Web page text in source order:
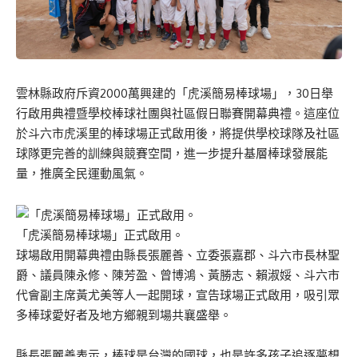
雲林縣政府斥資2000萬興建的「虎溪簡易棒球場」，30日舉
行啟用典禮暨學校棒球社團與社區假日聯賽開幕典禮。這座位
於斗六市虎溪里的棒球場正式啟用後，將提供學校球隊及社區
球隊更完善的訓練與競賽空間，進一步提升基層棒球發展能
量，推廣全民運動風氣。
「虎溪簡易棒球場」正式啟用。
球場啟用開幕典禮由縣長張麗善、立委張嘉郡、斗六市長林聖
爵、議員陳永修、陳芳盈、曾博鴻、黃勝志、賴淑娞、斗六市
代會副主席黃尤美等人一起開球，宣告球場正式啟用，吸引眾
多棒球愛好者及地方鄉親到場共襄盛舉。